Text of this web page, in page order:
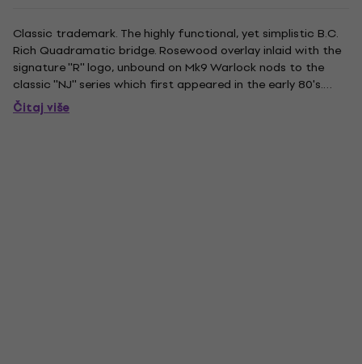
Classic trademark. The highly functional, yet simplistic B.C.
Rich Quadramatic bridge. Rosewood overlay inlaid with the
signature ''R'' logo, unbound on Mk9 Warlock nods to the
classic ''NJ'' series which first appeared in the early 80's.
MK9 neck through and it beautifully functional heel-less
joint, pioneered by B.C. Rich. - Neck type: Maple -...
Čitaj više